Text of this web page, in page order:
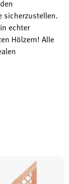
sicherzustellen.
echter
Hölzern! Alle